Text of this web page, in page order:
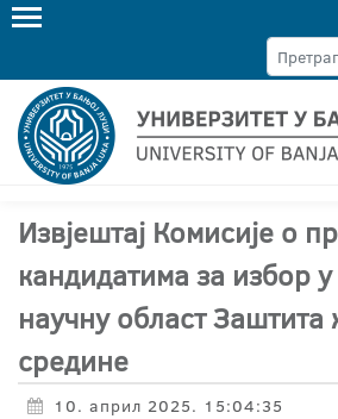
Извјештај Комисије о
кандидатима за избор
научну област
средине
10. април 2025. 15:04:35